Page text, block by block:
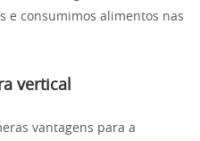
e consumimos alimentos nas
vertical
vantagens para a